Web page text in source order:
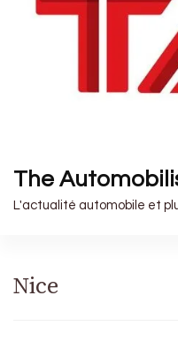
The
L'actualité automobile et
Nice